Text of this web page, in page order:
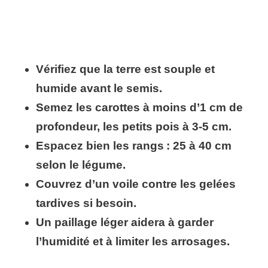
Vérifiez que la terre est souple et
humide avant le semis.
Semez les carottes à moins d’1 cm de
profondeur, les petits pois à 3-5 cm.
Espacez bien les rangs : 25 à 40 cm
selon le légume.
Couvrez d’un voile contre les gelées
tardives si besoin.
Un paillage léger aidera à garder
l’humidité et à limiter les arrosages.